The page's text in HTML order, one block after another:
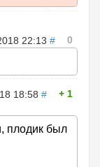
22:13 # 0
18:58 # 1
плодик был